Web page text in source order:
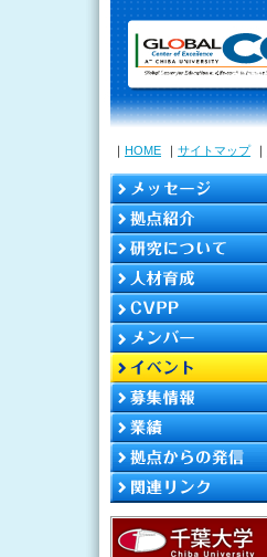
｜ HOME ｜ サイトマップ ｜